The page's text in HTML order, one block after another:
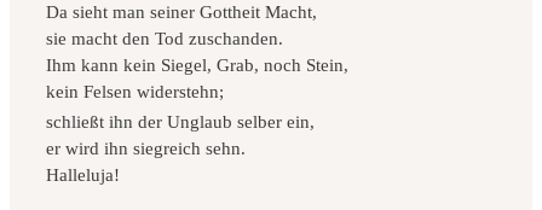
Da sieht man seiner Gottheit Macht,
sie macht den Tod zuschanden.
Ihm kann kein Siegel, Grab, noch Stein,
kein Felsen widerstehn;
schließt ihn der Unglaub selber ein,
er wird ihn siegreich sehn.
Halleluja!